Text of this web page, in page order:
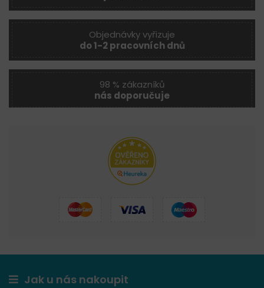
Objednávky vyřizuje
do 1-2 pracovních dnů
98 % zákazníků
nás doporučuje
Jak u nás nakoupit